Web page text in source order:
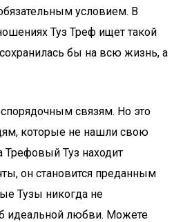
условием. В
Туз Треф ищет такой
бы на всю жизнь, а
связям. Но это
которые не нашли свою
Туз находит
он становится преданным
Тузы никогда не
идеальной любви. Можете